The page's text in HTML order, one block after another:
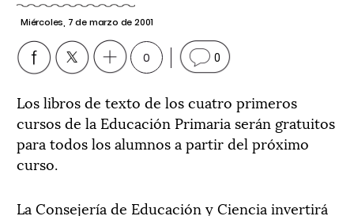
Miércoles, 7 de marzo de 2001
0 0
Los libros de texto de los cuatro primeros
cursos de la Educación Primaria serán gratuitos
para todos los alumnos a partir del próximo
curso.
La Consejería de Educación y Ciencia invertirá